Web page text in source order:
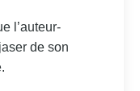
l’auteur-
de son